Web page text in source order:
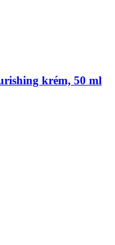
krém, 50 ml